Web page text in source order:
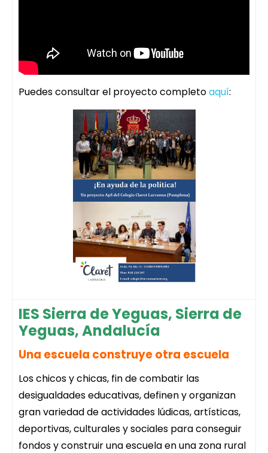
Puedes consultar el proyecto completoaquí:
IES Sierra de Yeguas, Sierra de
Yeguas, Andalucía
Una escuela construye otra escuela
Los chicos y chicas, fin de combatir las
desigualdades educativas, definen y organizan
gran variedad de actividades lúdicas, artísticas,
deportivas, culturales y sociales para conseguir
fondos y construir una escuela en una zona rural